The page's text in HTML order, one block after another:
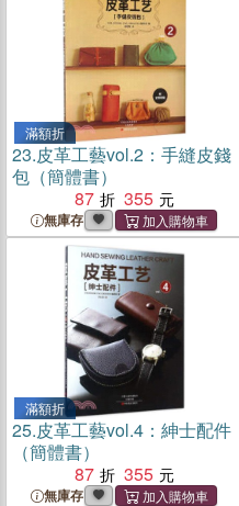
滿額折
23.皮革工藝vol.2：手縫皮錢
包（簡體書）
87
355
無庫存
滿額折
25.皮革工藝vol.4：紳士配件
（簡體書）
87
355
無庫存